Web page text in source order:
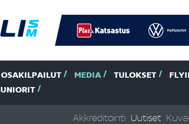
OSAKILPAILUT MEDIA TULOKSET
JUNIORIT
Akkreditointi Uutiset